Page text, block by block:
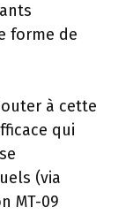
forme de
à cette
qui
(via
MT-09